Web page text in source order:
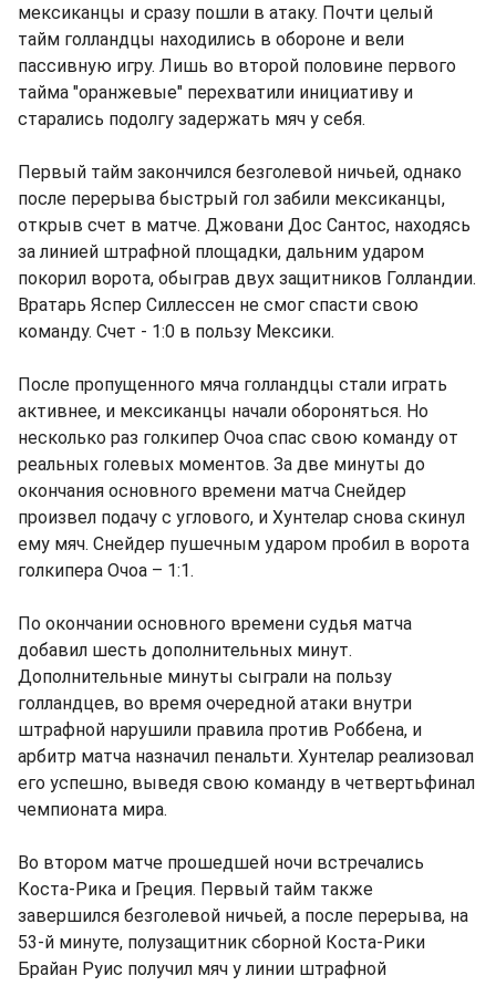
мексиканцы и сразу пошли в атаку. Почти целый
тайм голландцы находились в обороне и вели
пассивную игру. Лишь во второй половине первого
тайма "оранжевые" перехватили инициативу и
старались подолгу задержать мяч у себя.
Первый тайм закончился безголевой ничьей, однако
после перерыва быстрый гол забили мексиканцы,
открыв счет в матче. Джовани Дос Сантос, находясь
за линией штрафной площадки, дальним ударом
покорил ворота, обыграв двух защитников Голландии.
Вратарь Яспер Силлессен не смог спасти свою
команду. Счет - 1:0 в пользу Мексики.
После пропущенного мяча голландцы стали играть
активнее, и мексиканцы начали обороняться. Но
несколько раз голкипер Очоа спас свою команду от
реальных голевых моментов. За две минуты до
окончания основного времени матча Снейдер
произвел подачу с углового, и Хунтелар снова скинул
ему мяч. Снейдер пушечным ударом пробил в ворота
голкипера Очоа – 1:1.
По окончании основного времени судья матча
добавил шесть дополнительных минут.
Дополнительные минуты сыграли на пользу
голландцев, во время очередной атаки внутри
штрафной нарушили правила против Роббена, и
арбитр матча назначил пенальти. Хунтелар реализовал
его успешно, выведя свою команду в четвертьфинал
чемпионата мира.
Во втором матче прошедшей ночи встречались
Коста-Рика и Греция. Первый тайм также
завершился безголевой ничьей, а после перерыва, на
53-й минуте, полузащитник сборной Коста-Рики
Брайан Руис получил мяч у линии штрафной